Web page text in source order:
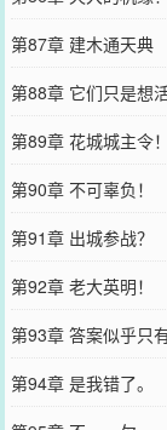
第87章 建木通天典
第88章 它们只是想
第89章 花城城主令！
第90章 不可辜负！
第91章 出城参战？
第92章 老大英明！
第93章 答案似乎只
第94章 是我错了。